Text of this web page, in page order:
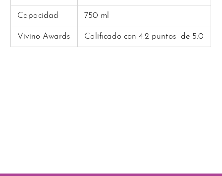
Capacidad 750 ml
Vivino Awards Calificado con 4.2 puntos de 5.0